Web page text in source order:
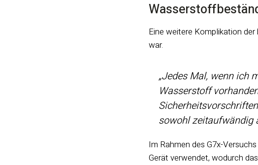
Eine weitere Komplikation
war.
„Jedes Mal, wenn ich
Wasserstoff
sowohl zeitaufwändig
Im Rahmen des G7x-
Gerät verwendet, wodurch